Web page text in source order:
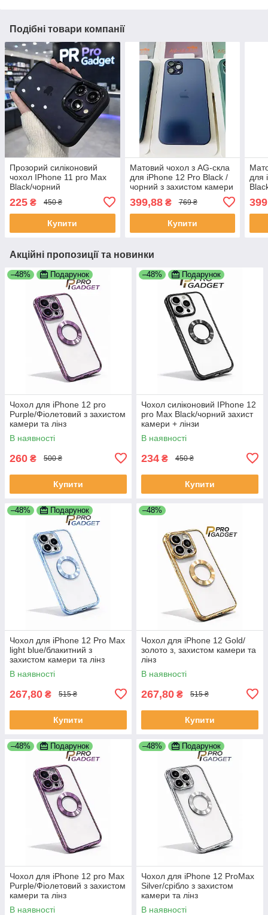
Подібні товари компанії
Прозорий силіконовий
чохол IPhone 11 pro Max
Black/чорний
225 ₴ 450 ₴
Купити
Матовий чохол з AG-скла
для iPhone 12 Pro Black /
чорний з захистом камери
| Проти відбитків | TPU +
загартоване скло
399,88₴ 769 ₴
Купити
для
TPU
Акційні пропозиції та новинки
–48% Подарунок
Чохол для iPhone 12 pro
Purple/Фіолетовий з захистом
камери та лінз
В наявності
260 ₴ 500 ₴
Купити
–48% Подарунок
Чохол силіконовий IPhone 12
pro Max Black/чорний захист
камери + лінзи
В наявності
234 ₴ 450 ₴
Купити
–48% Подарунок
Чохол для iPhone 12 Pro Max
light blue/блакитний з
захистом камери та лінз
В наявності
267,80 ₴ 515 ₴
Купити
–48%
Чохол для iPhone 12 Gold/
золото з, захистом камери та
лінз
В наявності
267,80 ₴ 515 ₴
Купити
–48% Подарунок
Чохол для iPhone 12 pro Max
Purple/Фіолетовий з захистом
камери та лінз
В наявності
–48% Подарунок
Чохол для iPhone 12 ProMax
Silver/срібло з захистом
камери та лінз
В наявності